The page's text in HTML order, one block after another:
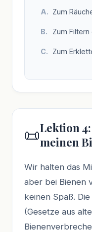
Zum
Zum
Zum
📜Lektion
meinen
Wir halten das
aber bei Bienen
keinen Spaß. Die
(Gesetze aus